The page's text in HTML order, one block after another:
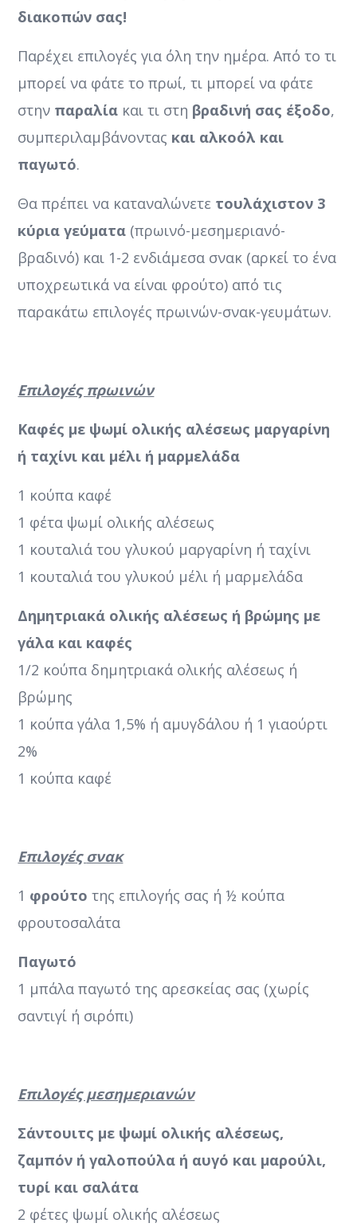
διακοπών σας!
Παρέχει επιλογές για όλη την ημέρα. Από το τι
μπορεί να φάτε το πρωί, τι μπορεί να φάτε
στην παραλία και τι στη βραδινή σας έξοδο,
συμπεριλαμβάνοντας και αλκοόλ και
παγωτό.
Θα πρέπει να καταναλώνετε τουλάχιστον 3
κύρια γεύματα (πρωινό-μεσημεριανό-
βραδινό) και 1-2 ενδιάμεσα σνακ (αρκεί το ένα
υποχρεωτικά να είναι φρούτο) από τις
παρακάτω επιλογές πρωινών-σνακ-γευμάτων.
Επιλογές πρωινών
Καφές με ψωμί ολικής αλέσεως μαργαρίνη
ή ταχίνι και μέλι ή μαρμελάδα
1 κούπα καφέ
1 φέτα ψωμί ολικής αλέσεως
1 κουταλιά του γλυκού μαργαρίνη ή ταχίνι
1 κουταλιά του γλυκού μέλι ή μαρμελάδα
Δημητριακά ολικής αλέσεως ή βρώμης με
γάλα και καφές
1/2 κούπα δημητριακά ολικής αλέσεως ή
βρώμης
1 κούπα γάλα 1,5% ή αμυγδάλου ή 1 γιαούρτι
2%
1 κούπα καφέ
Επιλογέςσνακ
1 φρούτοτης επιλογής σας ή ½ κούπα
φρουτοσαλάτα
Παγωτό
1 μπάλα παγωτό της αρεσκείας σας (χωρίς
σαντιγί ή σιρόπι)
Επιλογές μεσημεριανών
Σάντουιτς με ψωμί ολικής αλέσεως,
ζαμπόν ή γαλοπούλα ή αυγό και μαρούλι,
τυρί και σαλάτα
2 φέτες ψωμί ολικής αλέσεως